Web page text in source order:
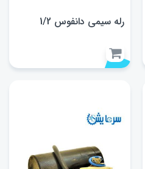
رله سیمی دانفوس 1/2